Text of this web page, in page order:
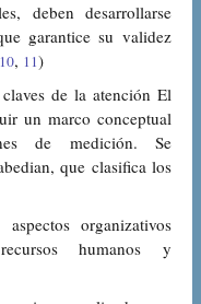
deben desarrollarse
garantice su validez
10, 11)
de la atención El
un marco conceptual
de medición. Se
que clasifica los
aspectos organizativos
humanos y